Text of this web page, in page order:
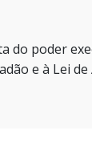
do poder
e à Lei de